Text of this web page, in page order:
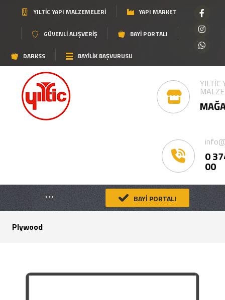
YILTIC YAPI MALZEMELERI YAPI MARKET
GÜVENLI ALIŞVERIŞ BAYI PORTALI
DARKSS BAYİLİK BAŞVURUSU
YILTİC
0
00
BAYİ PORTALI
Plywood